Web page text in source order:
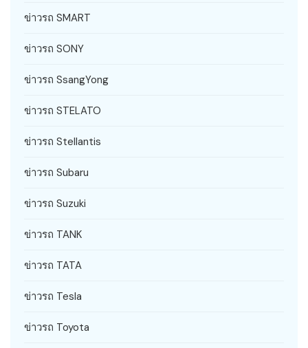
ข่าวรถ SMART
ข่าวรถ SONY
ข่าวรถ SsangYong
ข่าวรถ STELATO
ข่าวรถ Stellantis
ข่าวรถ Subaru
ข่าวรถ Suzuki
ข่าวรถ TANK
ข่าวรถ TATA
ข่าวรถ Tesla
ข่าวรถ Toyota